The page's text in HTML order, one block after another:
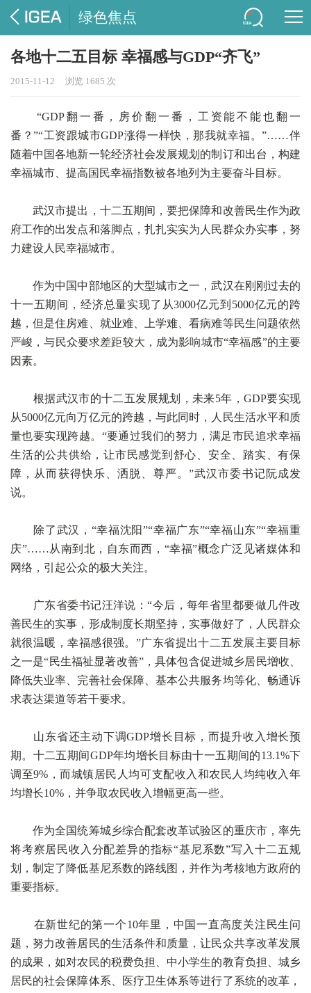
绿色焦点
各地十二五目标 幸福感与GDP“齐飞”
2015-11-12 浏览 1685 次
“GDP翻一番，房价翻一番，工资能不能也翻一
番？”“工资跟城市GDP涨得一样快，那我就幸福。”……伴
随着中国各地新一轮经济社会发展规划的制订和出台，构建
幸福城市、提高国民幸福指数被各地列为主要奋斗目标。
武汉市提出，十二五期间，要把保障和改善民生作为政
府工作的出发点和落脚点，扎扎实实为人民群众办实事，努
力建设人民幸福城市。
作为中国中部地区的大型城市之一，武汉在刚刚过去的
十一五期间，经济总量实现了从3000亿元到5000亿元的跨
越，但是住房难、就业难、上学难、看病难等民生问题依然
严峻，与民众要求差距较大，成为影响城市“幸福感”的主要
因素。
根据武汉市的十二五发展规划，未来5年，GDP要实现
从5000亿元向万亿元的跨越，与此同时，人民生活水平和质
量也要实现跨越。“要通过我们的努力，满足市民追求幸福
生活的公共供给，让市民感觉到舒心、安全、踏实、有保
障，从而获得快乐、洒脱、尊严。”武汉市委书记阮成发
说。
除了武汉，“幸福沈阳”“幸福广东”“幸福山东”“幸福重
庆”……从南到北，自东而西，“幸福”概念广泛见诸媒体和
网络，引起公众的极大关注。
广东省委书记汪洋说：“今后，每年省里都要做几件改
善民生的实事，形成制度长期坚持，实事做好了，人民群众
就很温暖，幸福感很强。”广东省提出十二五发展主要目标
之一是“民生福祉显著改善”，具体包含促进城乡居民增收、
降低失业率、完善社会保障、基本公共服务均等化、畅通诉
求表达渠道等若干要求。
山东省还主动下调GDP增长目标，而提升收入增长预
期。十二五期间GDP年均增长目标由十一五期间的13.1%下
调至9%，而城镇居民人均可支配收入和农民人均纯收入年
均增长10%，并争取农民收入增幅更高一些。
作为全国统筹城乡综合配套改革试验区的重庆市，率先
将考察居民收入分配差异的指标“基尼系数”写入十二五规
划，制定了降低基尼系数的路线图，并作为考核地方政府的
重要指标。
在新世纪的第一个10年里，中国一直高度关注民生问
题，努力改善居民的生活条件和质量，让民众共享改革发展
的成果，如对农民的税费负担、中小学生的教育负担、城乡
居民的社会保障体系、医疗卫生体系等进行了系统的改革，